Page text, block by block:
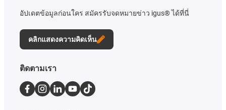
อัปเดตข้อมูลก่อนใคร สมัครรับจดหมายข่าว igus® ได้ที่นี่
คลิกแสดงความคิดเห็น
ติดตามเรา